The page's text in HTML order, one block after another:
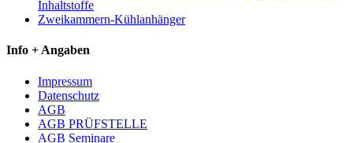
Inhaltstoffe
Zweikammern-Kühlanhänger
Info + Angaben
Impressum
Datenschutz
AGB
AGB PRÜFSTELLE
AGB Seminare